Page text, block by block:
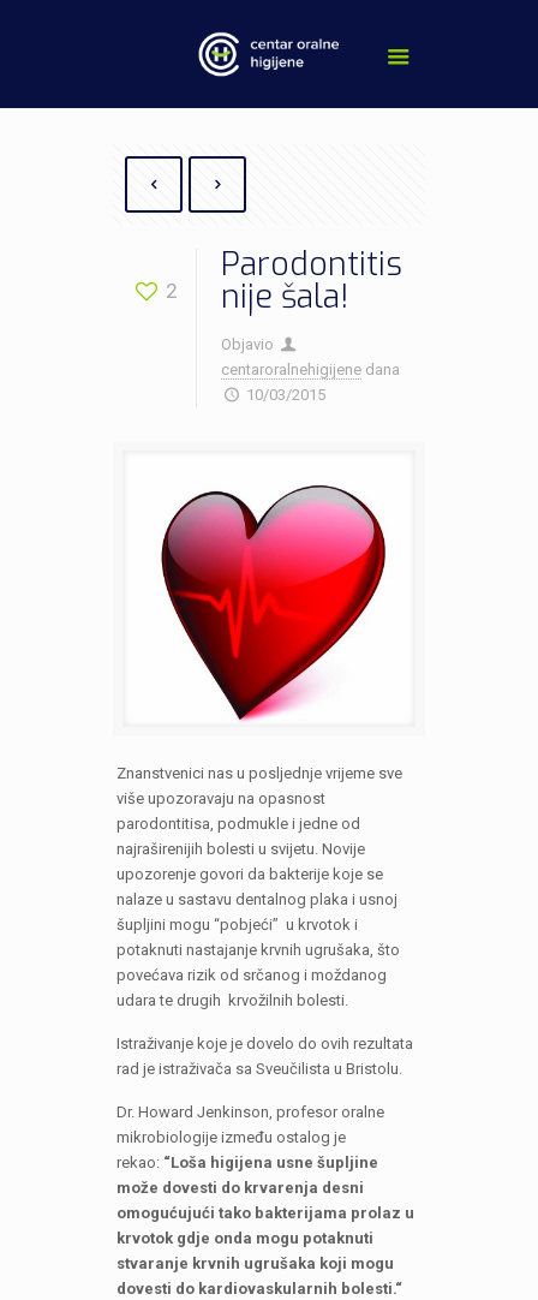
2
Parodontitis
nije šala!
Objavio
centaroralnehigijene dana
10/03/2015
Znanstvenici nas u posljednje vrijeme sve
više upozoravaju na opasnost
parodontitisa, podmukle i jedne od
najraširenijih bolesti u svijetu. Novije
upozorenje govori da bakterije koje se
nalaze u sastavu dentalnog plaka i usnoj
šupljini mogu “pobjeći” u krvotok i
potaknuti nastajanje krvnih ugrušaka, što
povećava rizik od srčanog i moždanog
udara te drugih krvožilnih bolesti.
Istraživanje koje je dovelo do ovih rezultata
rad je istraživača sa Sveučilista u Bristolu.
Dr. Howard Jenkinson, profesor oralne
mikrobiologije između ostalog je
rekao: “Loša higijena usne šupljine
može dovesti do krvarenja desni
omogućujući tako bakterijama prolaz u
krvotok gdje onda mogu potaknuti
stvaranje krvnih ugrušaka koji mogu
dovesti do kardiovaskularnih bolesti.“